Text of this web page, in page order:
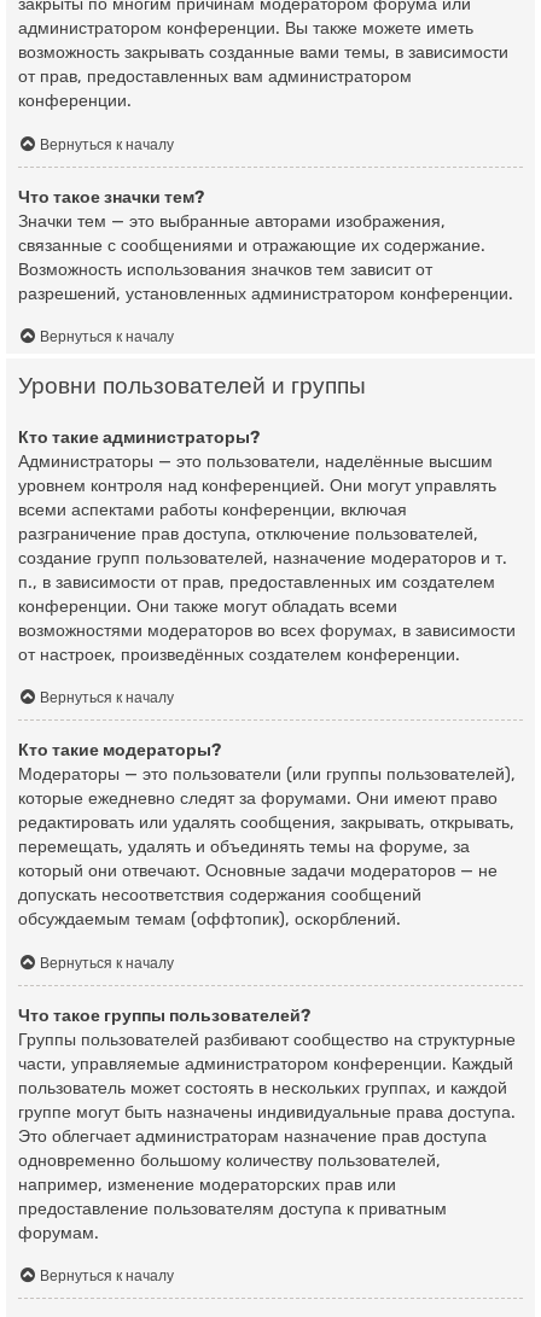
закрыты по многим причинам модератором форума или
администратором конференции. Вы также можете иметь
возможность закрывать созданные вами темы, в зависимости
от прав, предоставленных вам администратором
конференции.
Вернуться к началу
Что такое значки тем?
Значки тем — это выбранные авторами изображения,
связанные с сообщениями и отражающие их содержание.
Возможность использования значков тем зависит от
разрешений, установленных администратором конференции.
Вернуться к началу
Уровни пользователей и группы
Кто такие администраторы?
Администраторы — это пользователи, наделённые высшим
уровнем контроля над конференцией. Они могут управлять
всеми аспектами работы конференции, включая
разграничение прав доступа, отключение пользователей,
создание групп пользователей, назначение модераторов и т.
п., в зависимости от прав, предоставленных им создателем
конференции. Они также могут обладать всеми
возможностями модераторов во всех форумах, в зависимости
от настроек, произведённых создателем конференции.
Вернуться к началу
Кто такие модераторы?
Модераторы — это пользователи (или группы пользователей),
которые ежедневно следят за форумами. Они имеют право
редактировать или удалять сообщения, закрывать, открывать,
перемещать, удалять и объединять темы на форуме, за
который они отвечают. Основные задачи модераторов — не
допускать несоответствия содержания сообщений
обсуждаемым темам (оффтопик), оскорблений.
Вернуться к началу
Что такое группы пользователей?
Группы пользователей разбивают сообщество на структурные
части, управляемые администратором конференции. Каждый
пользователь может состоять в нескольких группах, и каждой
группе могут быть назначены индивидуальные права доступа.
Это облегчает администраторам назначение прав доступа
одновременно большому количеству пользователей,
например, изменение модераторских прав или
предоставление пользователям доступа к приватным
форумам.
Вернуться к началу